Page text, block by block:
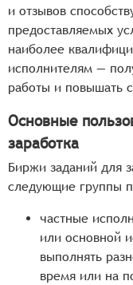
и отзывов
предоставляемых
наиболее
исполнителям —
работы и повышать
Основные
заработка
Биржи заданий для
следующие группы
частные
или основной
выполнять
время или на